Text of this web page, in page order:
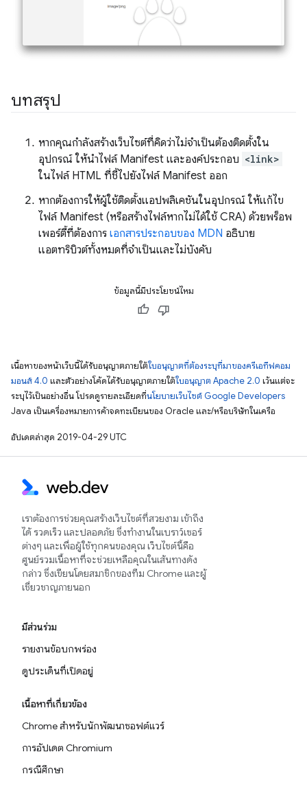
บทสรุป
หากคุณกำลังสร้างเว็บไซต์ที่คิดว่าไม่จำเป็นต้องติดตั้งใน
อุปกรณ์ ให้นำไฟล์ Manifest และองค์ประกอบ <link>
ในไฟล์ HTML ที่ชี้ไปยังไฟล์ Manifest ออก
หากต้องการให้ผู้ใช้ติดตั้งแอปพลิเคชันในอุปกรณ์ ให้แก้ไข
ไฟล์ Manifest (หรือสร้างไฟล์หากไม่ได้ใช้ CRA) ด้วยพร็อพ
เพอร์ตี้ที่ต้องการ เอกสารประกอบของ MDN อธิบาย
แอตทริบิวต์ทั้งหมดที่จำเป็นและไม่บังคับ
ข้อมูลนี้มีประโยชน์ไหม
เนื้อหาของหน้าเว็บนี้ได้รับอนุญาตภายใต้ใบอนุญาตที่ต้องระบุที่มาของครีเอทีฟคอม
มอนส์ 4.0 และตัวอย่างโค้ดได้รับอนุญาตภายใต้ใบอนุญาต Apache 2.0 เว้นแต่จะ
ระบุไว้เป็นอย่างอื่น โปรดดูรายละเอียดที่นโยบายเว็บไซต์ Google Developers
Java เป็นเครื่องหมายการค้าจดทะเบียนของ Oracle และ/หรือบริษัทในเครือ
อัปเดตล่าสุด 2019-04-29 UTC
เราต้องการช่วยคุณสร้างเว็บไซต์ที่สวยงาม เข้าถึง
ได้ รวดเร็ว และปลอดภัย ซึ่งทำงานในเบราว์เซอร์
ต่างๆ และเพื่อผู้ใช้ทุกคนของคุณ เว็บไซต์นี้คือ
ศูนย์รวมเนื้อหาที่จะช่วยเหลือคุณในเส้นทางดัง
กล่าว ซึ่งเขียนโดยสมาชิกของทีม Chrome และผู้
เชี่ยวชาญภายนอก
มีส่วนร่วม
รายงานข้อบกพร่อง
ดูประเด็นที่เปิดอยู่
เนื้อหาที่เกี่ยวข้อง
Chrome สำหรับนักพัฒนาซอฟต์แวร์
การอัปเดต Chromium
กรณีศึกษา